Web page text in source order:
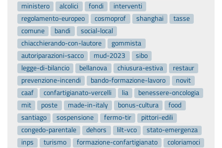
ministero
alcolici fondi
interventi
regolamento-europeo
cosmoprof shanghai
tasse
comune
bandi
social-local
chiacchierando-con-lautore
gommista
autoriparazioni-sacco
mud-2023
sibo
legge-di-bilancio
bellanova chiusura-estiva
restaur
prevenzione-incendi
bando-formazione-lavoro
novit
caaf
confartigianato-vercelli lia
benessere-oncologia
mit
poste made-in-italy bonus-cultura
food
santiago
sospensione fermo-tir
pittori-edili
congedo-parentale
dehors lilt-vco
stato-emergenza
inps
turismo formazione-confartigianato
coloriamoci